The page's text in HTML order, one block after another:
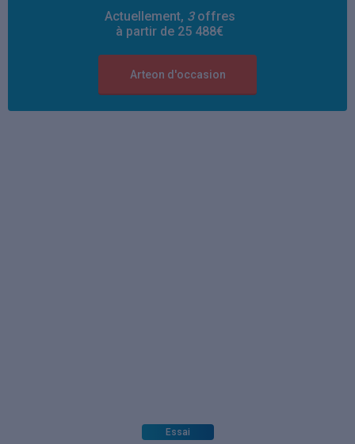
Actuellement, 3offres
à partir de 25 488€
Arteon d'occasion
Essai